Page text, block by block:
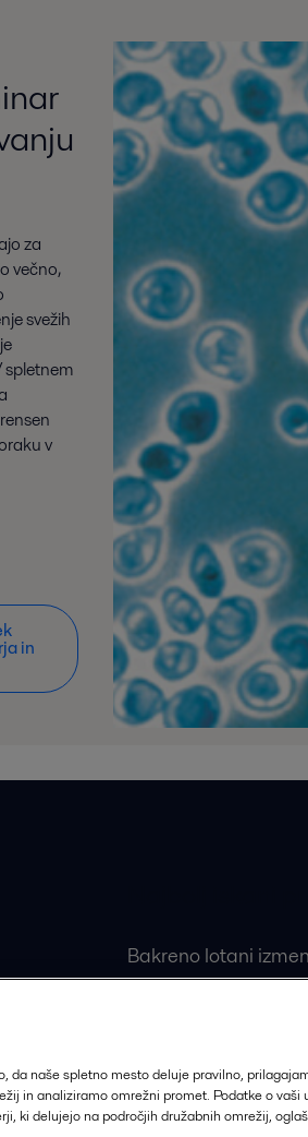
za
večno,
svežih
spletnem
v
in
Bakreno lotani
da naše spletno mesto deluje pravilno,
in analiziramo omrežni promet. Podatke o
ki delujejo na področjih družabnih omrežij,